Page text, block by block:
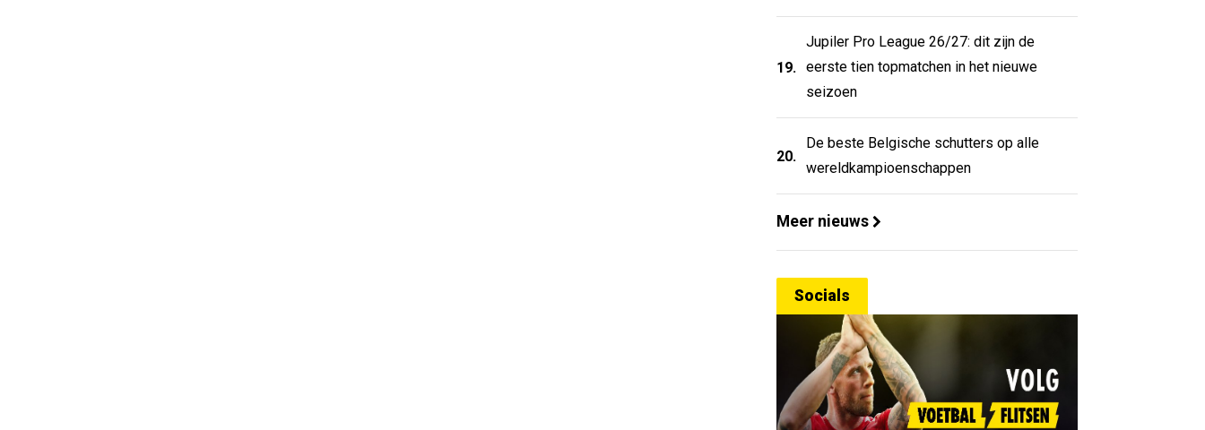
19.
Jupiler Pro League 26/27: dit zijn de
eerste tien topmatchen in het nieuwe
seizoen
20.
De beste Belgische schutters op alle
wereldkampioenschappen
Meer nieuws
Socials